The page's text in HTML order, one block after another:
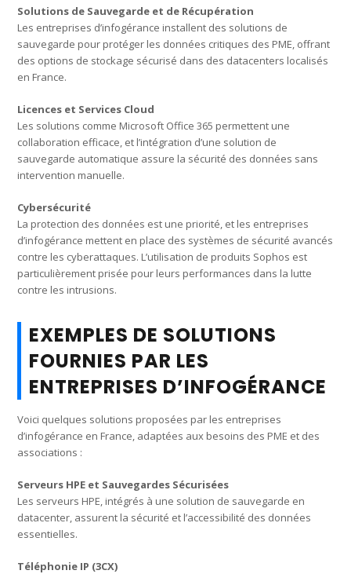
Solutions de Sauvegarde et de Récupération
Les entreprises d’infogérance installent des solutions de
sauvegarde pour protéger les données critiques des PME, offrant
des options de stockage sécurisé dans des datacenters localisés
en France.
Licences et Services Cloud
Les solutions comme Microsoft Office 365 permettent une
collaboration efficace, et l’intégration d’une solution de
sauvegarde automatique assure la sécurité des données sans
intervention manuelle.
Cybersécurité
La protection des données est une priorité, et les entreprises
d’infogérance mettent en place des systèmes de sécurité avancés
contre les cyberattaques. L’utilisation de produits Sophos est
particulièrement prisée pour leurs performances dans la lutte
contre les intrusions.
EXEMPLES DE SOLUTIONS
FOURNIES PAR LES
ENTREPRISES D’INFOGÉRANCE
Voici quelques solutions proposées par les entreprises
d’infogérance en France, adaptées aux besoins des PME et des
associations :
Serveurs HPE et Sauvegardes Sécurisées
Les serveurs HPE, intégrés à une solution de sauvegarde en
datacenter, assurent la sécurité et l’accessibilité des données
essentielles.
Téléphonie IP (3CX)